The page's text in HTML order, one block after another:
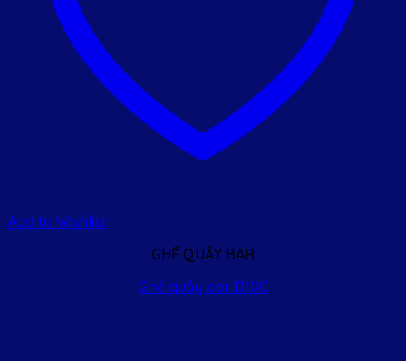
Add to Wishlist
GHẾ QUẦY BAR
Ghế quầy bar D10C